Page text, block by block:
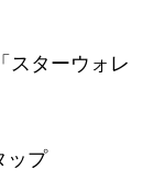
スターウォレ
ップ